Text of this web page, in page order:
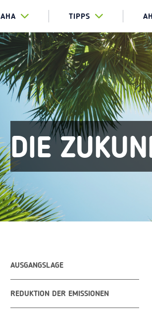
AHA TIPPS
DIE
AUSGANGSLAGE
REDUKTION DER EMISSIONEN